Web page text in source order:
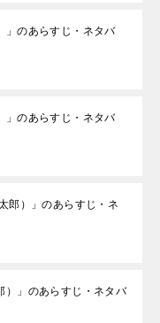
」のあらすじ・ネタバ
」のあらすじ・ネタバ
郎）」のあらすじ・ネ
）」のあらすじ・ネタバ